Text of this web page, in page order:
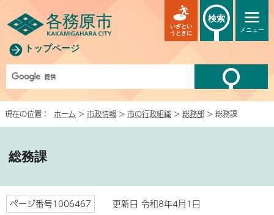
トップページ
メニュー
いざとい
うときに
検索
現在の位置： ホーム > 市政情報 > 市の行政組織 > 総務部 > 総務課
総務課
ページ番号1006467 更新日 令和8年4月1日